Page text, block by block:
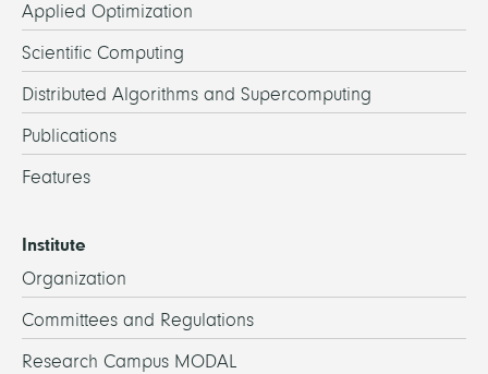
Applied Optimization
Scientific Computing
Distributed Algorithms and Supercomputing
Publications
Features
Institute
Organization
Committees and Regulations
Research Campus MODAL